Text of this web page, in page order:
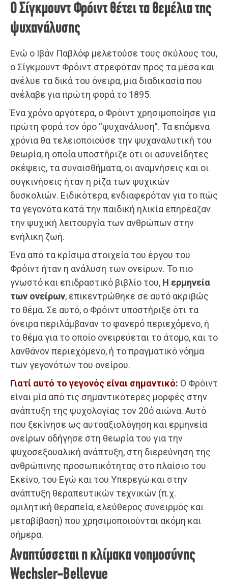
Ο Σίγκμουντ Φρόιντ θέτει τα θεμέλια της
ψυχανάλυσης
Ενώ ο Ιβάν Παβλόφ μελετούσε τους σκύλους του,
ο Σίγκμουντ Φρόιντ στρεφόταν προς τα μέσα και
ανέλυε τα δικά του όνειρα, μια διαδικασία που
ανέλαβε για πρώτη φορά το 1895.
Ένα χρόνο αργότερα, ο Φρόιντ χρησιμοποίησε για
πρώτη φορά τον όρο “ψυχανάλυση”. Τα επόμενα
χρόνια θα τελειοποιούσε την ψυχαναλυτική του
θεωρία, η οποία υποστήριζε ότι οι ασυνείδητες
σκέψεις, τα συναισθήματα, οι αναμνήσεις και οι
συγκινήσεις ήταν η ρίζα των ψυχικών
δυσκολιών. Ειδικότερα, ενδιαφερόταν για το πώς
τα γεγονότα κατά την παιδική ηλικία επηρέαζαν
την ψυχική λειτουργία των ανθρώπων στην
ενήλικη ζωή.
Ένα από τα κρίσιμα στοιχεία του έργου του
Φρόιντ ήταν η ανάλυση των ονείρων. Το πιο
γνωστό και επιδραστικό βιβλίο του, Η ερμηνεία
των ονείρων, επικεντρώθηκε σε αυτό ακριβώς
το θέμα. Σε αυτό, ο Φρόιντ υποστήριξε ότι τα
όνειρα περιλάμβαναν το φανερό περιεχόμενο, ή
το θέμα για το οποίο ονειρεύεται το άτομο, και το
λανθάνον περιεχόμενο, ή το πραγματικό νόημα
των γεγονότων του ονείρου.
Γιατί αυτό το γεγονός είναι σημαντικό: Ο Φρόιντ
είναι μία από τις σημαντικότερες μορφές στην
ανάπτυξη της ψυχολογίας τον 20ό αιώνα. Αυτό
που ξεκίνησε ως αυτοαξιολόγηση και ερμηνεία
ονείρων οδήγησε στη θεωρία του για την
ψυχοσεξουαλική ανάπτυξη, στη διερεύνηση της
ανθρώπινης προσωπικότητας στο πλαίσιο του
Εκείνο, του Εγώ και του Υπερεγώ και στην
ανάπτυξη θεραπευτικών τεχνικών (π.χ.
ομιλητική θεραπεία, ελεύθερος συνειρμός και
μεταβίβαση) που χρησιμοποιούνται ακόμη και
σήμερα.
Αναπτύσσεται η κλίμακα νοημοσύνης
Wechsler-Bellevue